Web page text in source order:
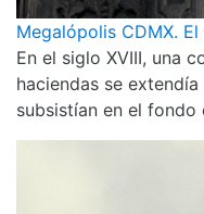
Megalópolis CDMX.
En el siglo XVIII, una
haciendas se
subsistían en el fondo